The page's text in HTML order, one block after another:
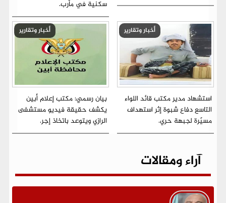
سكنية في مأرب.
أخبار وتقارير
استشهاد مدير مكتب قائد اللواء
التاسع دفاع شبوة إثر استهداف
مسيّرة لجبهة حري.
أخبار وتقارير
بيان رسمي: مكتب إعلام أبين
يكشف حقيقة فيديو مستشفى
الرازي ويتوعد باتخاذ إجر.
آراء ومقالات